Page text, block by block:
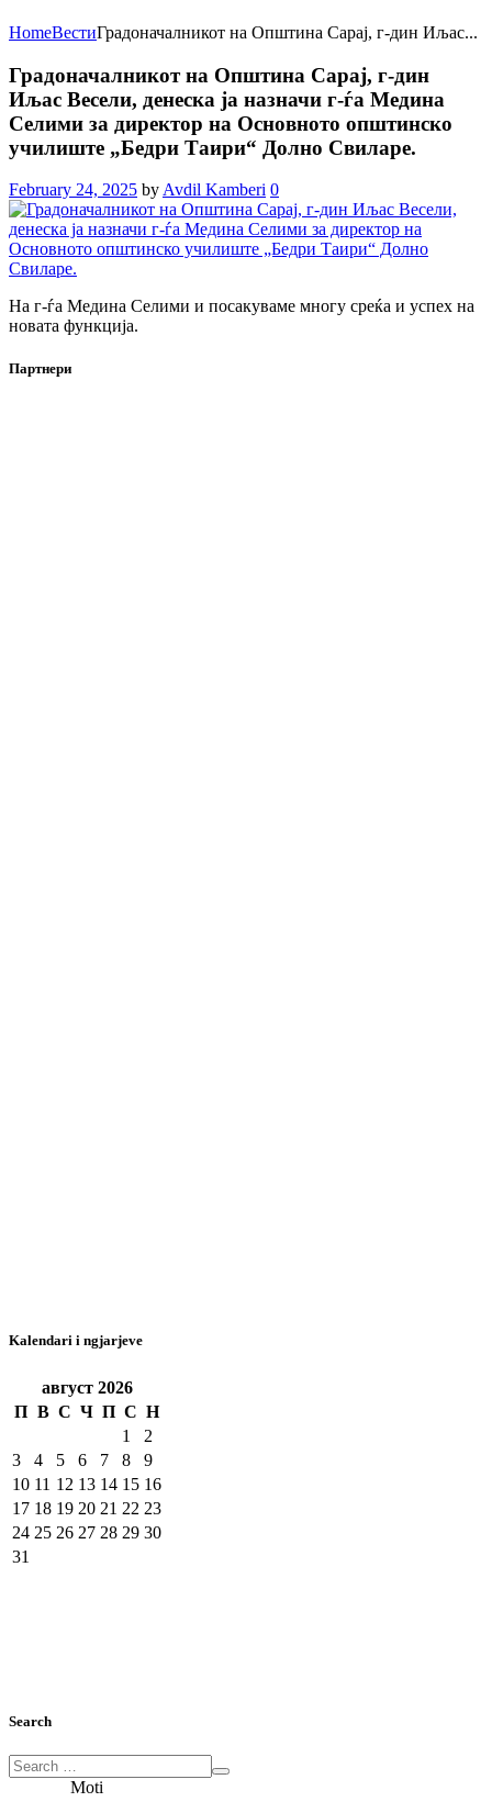
HomeВестиГрадоначалникот на Општина Сарај, г-дин Иљас...
Градоначалникот на Општина Сарај, г-дин
Иљас Весели, денеска ја назначи г-ѓа Медина
Селими за директор на Основното општинско
училиште „Бедри Таири“ Долно Свиларе.
February 24, 2025 by Avdil Kamberi 0
На г-ѓа Медина Селими и посакуваме многу среќа и успех на
новата функција.
Партнери
Kalendari i ngjarjeve
август 2026
П В С Ч П С Н
1
2
3
4 5 6 7 8
9
10 11 12 13 14 15 16
17 18 19 20 21 22 23
24 25 26 27 28 29 30
31
Search
Moti